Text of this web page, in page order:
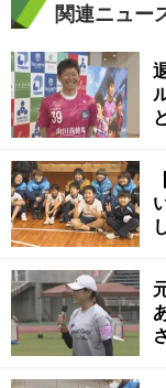
関連ニュー